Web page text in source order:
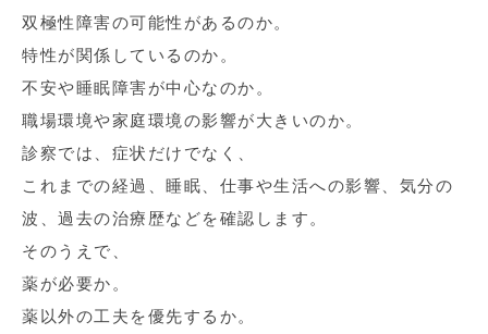
双極性障害の可能性があるのか。
特性が関係しているのか。
不安や睡眠障害が中心なのか。
職場環境や家庭環境の影響が大きいのか。
診察では、症状だけでなく、
これまでの経過、睡眠、仕事や生活への影響、気分の
波、過去の治療歴などを確認します。
そのうえで、
薬が必要か。
薬以外の工夫を優先するか。